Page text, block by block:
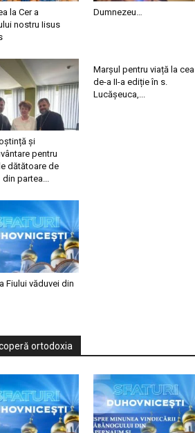
la Cer a
nostru Iisus
Dumnezeu…
și
pentru
dătătoare de
din partea...
Marșul pentru viață la cea
de-a II-a ediție în s.
Lucășeuca,...
Fiului văduvei din
ortodoxia